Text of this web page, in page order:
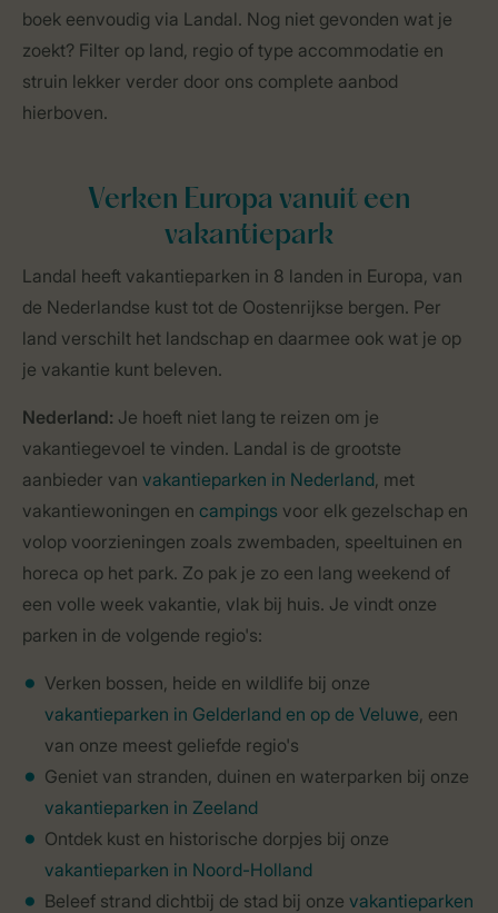
boek eenvoudig via Landal. Nog niet gevonden wat je
zoekt? Filter op land, regio of type accommodatie en
struin lekker verder door ons complete aanbod
hierboven.
Verken Europa vanuit een
vakantiepark
Landal heeft vakantieparken in 8 landen in Europa, van
de Nederlandse kust tot de Oostenrijkse bergen. Per
land verschilt het landschap en daarmee ook wat je op
je vakantie kunt beleven.
Nederland: Je hoeft niet lang te reizen om je
vakantiegevoel te vinden. Landal is de grootste
aanbieder van vakantieparken in Nederland, met
vakantiewoningen en campings voor elk gezelschap en
volop voorzieningen zoals zwembaden, speeltuinen en
horeca op het park. Zo pak je zo een lang weekend of
een volle week vakantie, vlak bij huis. Je vindt onze
parken in de volgende regio's:
Verken bossen, heide en wildlife bij onze
vakantieparken in Gelderland en op de Veluwe, een
van onze meest geliefde regio's
Geniet van stranden, duinen en waterparken bij onze
vakantieparken in Zeeland
Ontdek kust en historische dorpjes bij onze
vakantieparken in Noord-Holland
Beleef strand dichtbij de stad bij onze vakantieparken